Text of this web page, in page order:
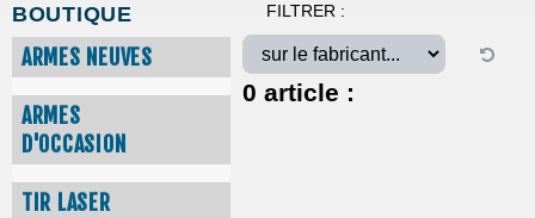
BOUTIQUE
ARMES NEUVES
ARMES
D'OCCASION
TIR LASER
FILTRER :
0 article :